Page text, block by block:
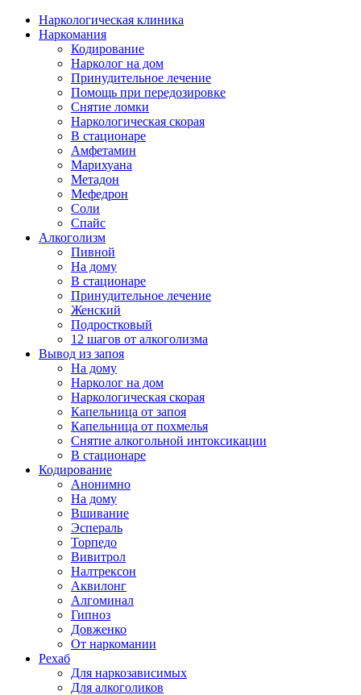
Наркологическая клиника
Наркомания
Кодирование
Нарколог на дом
Принудительное лечение
Помощь при передозировке
Снятие ломки
Наркологическая скорая
В стационаре
Амфетамин
Марихуана
Метадон
Мефедрон
Соли
Спайс
Алкоголизм
Пивной
На дому
В стационаре
Принудительное лечение
Женский
Подростковый
12 шагов от алкоголизма
Вывод из запоя
На дому
Нарколог на дом
Наркологическая скорая
Капельница от запоя
Капельница от похмелья
Снятие алкогольной интоксикации
В стационаре
Кодирование
Анонимно
На дому
Вшивание
Эспераль
Торпедо
Вивитрол
Налтрексон
Аквилонг
Алгоминал
Гипноз
Довженко
От наркомании
Рехаб
Для наркозависимых
Для алкоголиков